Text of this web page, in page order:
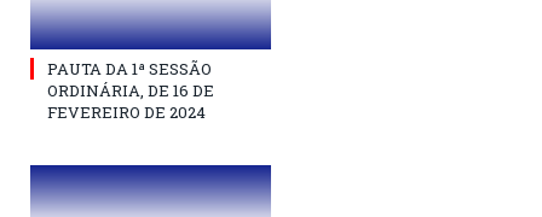
PAUTA DA 1ª SESSÃO
ORDINÁRIA, DE 16 DE
FEVEREIRO DE 2024